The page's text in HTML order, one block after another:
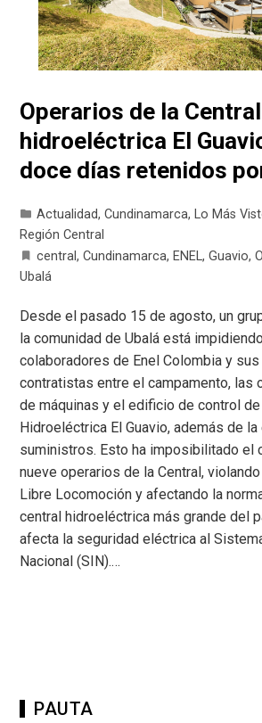
Operarios de la Central
hidroeléctrica El
doce días retenidos
Actualidad,Cundinamarca, Lo Más
Región Central
central,Cundinamarca, ENEL,Guavio,
Ubalá
Desde el pasado 15 de agosto, un
la comunidad de Ubalá está
colaboradores de Enel Colombia y
contratistas entre el campamento, las
de máquinas y el edificio de control de
Hidroeléctrica El Guavio, además de
suministros. Esto ha imposibilitado el
nueve operarios de la Central,
Libre Locomoción y afectando la
central hidroeléctrica más grande del
afecta la seguridad eléctrica al
Nacional (SIN).…
PAUTA